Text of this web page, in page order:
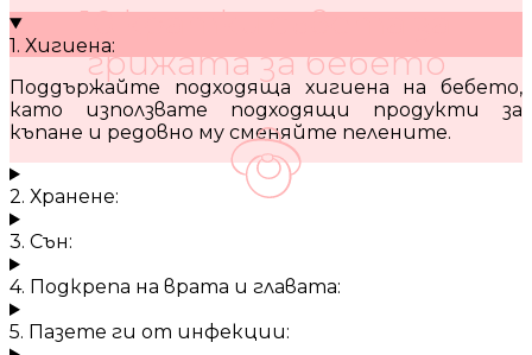
10 кратки съвета за
грижата за бебето
1. Хигиена:
Поддържайте подходяща хигиена на бебето,
като използвате подходящи продукти за
къпане и редовно му сменяйте пелените.
2. Хранене:
3. Сън:
4. Подкрепа на врата и главата:
5. Пазете ги от инфекции: